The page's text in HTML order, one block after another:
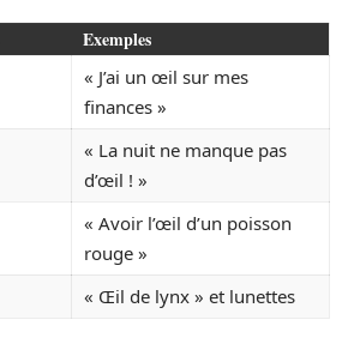
Exemples
« J’ai un œil sur mes
finances »
« La nuit ne manque pas
d’œil ! »
« Avoir l’œil d’un poisson
rouge »
« Œil de lynx » et lunettes